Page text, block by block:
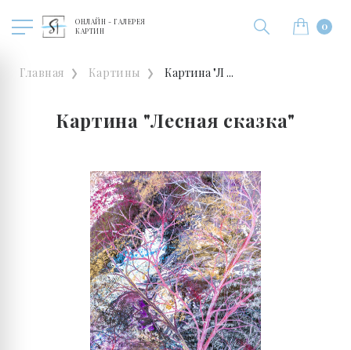
ОНЛАЙН - ГАЛЕРЕЯ
КАРТИН
0
Главная Картины Картина "Л ...
Картина "Лесная сказка"